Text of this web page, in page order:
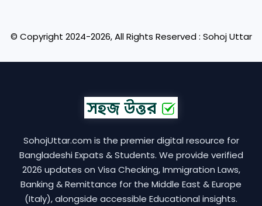
© Copyright 2024-2026, All Rights Reserved : Sohoj Uttar
SohojUttar.com is the premier digital resource for
Bangladeshi Expats & Students. We provide verified
2026 updates on Visa Checking, Immigration Laws,
Banking & Remittance for the Middle East & Europe
(Italy), alongside accessible Educational insights.